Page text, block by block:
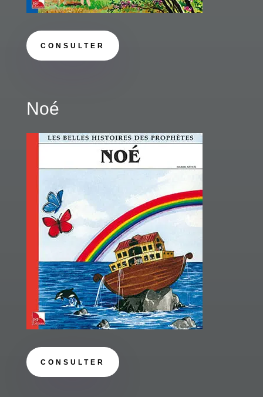
CONSULTER
Noé
CONSULTER